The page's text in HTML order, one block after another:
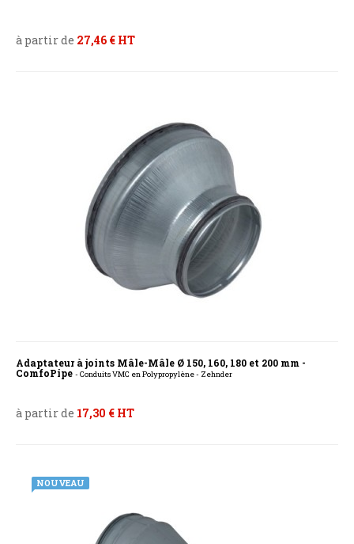
à partir de 27,46 € HT
Adaptateur à joints Mâle-Mâle Ø 150, 160, 180 et 200 mm -
ComfoPipe - Conduits VMC en Polypropylène - Zehnder
à partir de 17,30 € HT
NOUVEAU